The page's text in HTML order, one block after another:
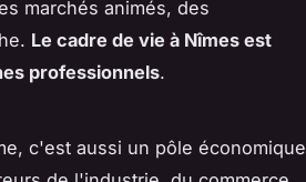
marchés animés, des
Le cadre de vie à Nîmes est
professionnels.
c'est aussi un pôle économique